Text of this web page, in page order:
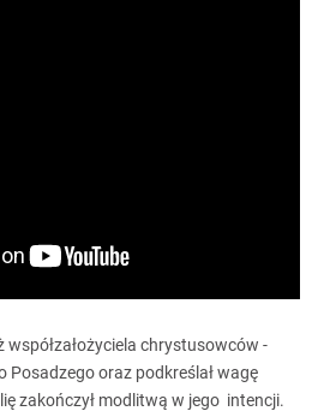
współzałożyciela chrystusowców -
Posadzego oraz podkreślał wagę
zakończył modlitwą w jego intencji.